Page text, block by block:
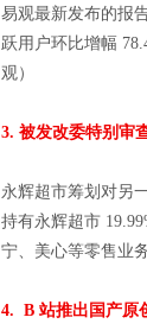
易观最新发布的报
跃用户环比增幅
观）
3. 被发改委特别审
永辉超市筹划对另
持有永辉超市
宁、美心等零售业
4. B 站推出国产原